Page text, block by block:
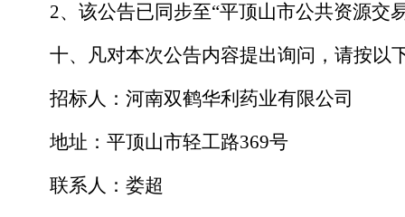
2、该公告已同步至“平顶山市公共资源交
十、凡对本次公告内容提出询问，请按以
招标人：河南双鹤华利药业有限公司
地址：平顶山市轻工路369号
联系人：娄超